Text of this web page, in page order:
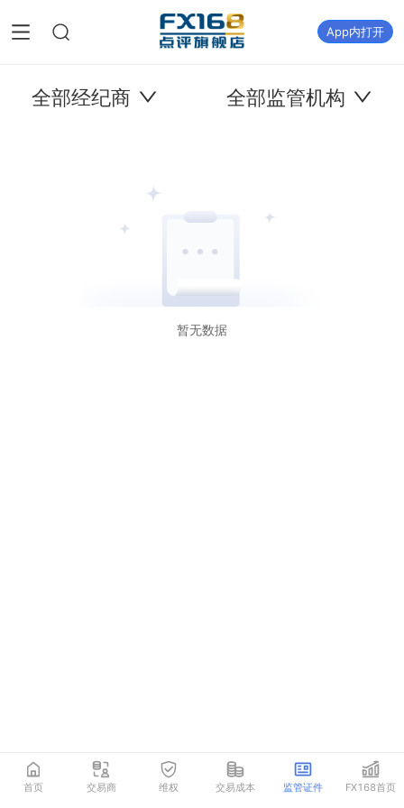
App内打开
全部经纪商 全部监管机构
暂无数据
首页 交易商 维权 交易成本 监管证件 FX168首页